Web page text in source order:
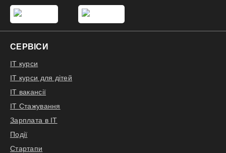
СЕРВІСИ
IT курси
IT курси для дітей
IT вакансії
IT Стажування
Зарплата в IT
Події
Стартапи